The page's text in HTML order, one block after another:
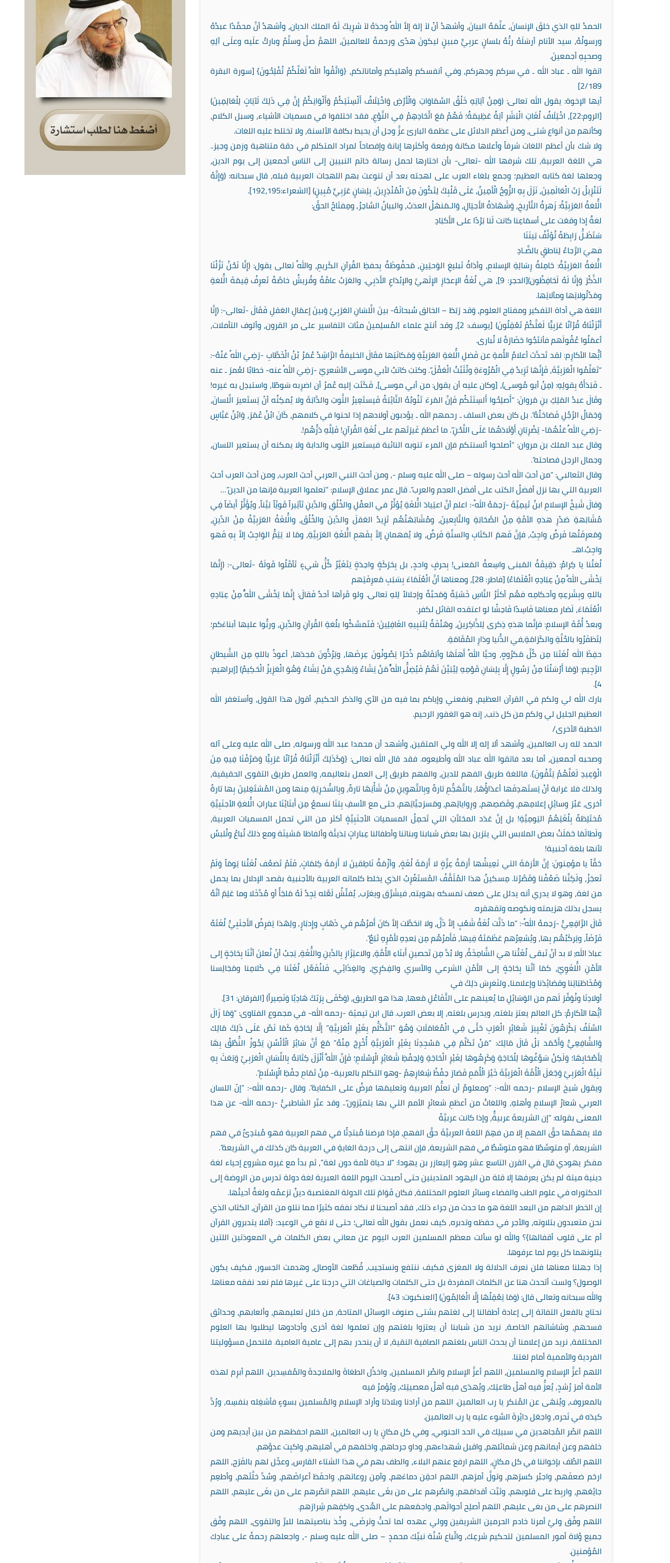
الحمدُ للهِ الذي خلقَ الإنسانَ, علَّمَهُ البيانَ، وأشهدُ أنْ لاَ إلهَ إلاَّ اللهُ وحدَهُ لاَ شرِيكَ لَهُ الملك الديان، وأشهدُ أنَّ محمَّدًا عبدُهُ
ورسولُهُ، سيد الأنام أرسَلَهُ ربُّهُ بلسانٍ عربِيٍّ مبينٍ ليكونَ هدًى ورحمةً للعالمينَ، اللهمَّ صلِّ وسلِّمْ وباركْ علَيه وعلَى آلِهِ
وصحبِهِ أجمعينَ.
اتقوا الله ـ عباد الله ـ في سركم وجهركم، وفي أنفسكم وأهليكم وأماناتكم، {وَاتَّقُواْ اللَّهَ لَعَلَّكُمْ تُفْلِحُونَ} [سورة البقرة
2/189]
أيها الإخوة: يقول الله تعالى: (وَمِنْ آيَاتِهِ خَلْقُ السَّمَاوَاتِ وَالْأَرْضِ وَاخْتِلَافُ أَلْسِنَتِكُمْ وَأَلْوَانِكُمْ إِنَّ فِي ذَلِكَ لَآيَاتٍ لِلْعَالِمِينَ)
[الروم:22]، اخْتِلَافُ لُغَاتِ الْبَشَرِ آيَةٌ عَظِيمَةٌ؛ فَهُمْ مَعَ اتِّحَادِهِمْ فِي النَّوْعِ، فقد اختلفوا في مسميات الأشياء، وسبل الكلام،
وكأنهم من أنواع شتى، ومن أعظم الدلائل على عظمة البارئ عزَّ وجل أن يحيط بكافة الألسنة، ولا تختلط عليه اللغات.
ولا شك بأن أعظم اللغات شرفاً وأعلاها مكانة ورفعة وأكثرها إبانة وإفصاحاً لمراد المتكلم في دقة متناهية وزمن وجيز..
هي اللغة العربية، تلك شرفها الله -تعالى- بأن اختارها لحمل رسالة خاتم النبيين إلى الناس أجمعين إلى يوم الدين،
وجعلها لغة كتابه العظيم؛ وجمع بلغاء العرب على لهجته بعد أن تنوعت بهم اللهجات العربية قبله، قال سبحانه: (وَإِنَّهُ
لَتَنْزِيلُ رَبِّ الْعَالَمِينَ، نَزَلَ بِهِ الرُّوحُ الْأَمِينُ، عَلَى قَلْبِكَ لِتَكُونَ مِنَ الْمُنْذِرِينَ، بِلِسَانٍ عَرَبِيٍّ مُبِينٍ) [الشعراء:192،195].
الُّلغةُ العَرَبِيَّةُ: زَهرةُ التَّأريخِ، وَشَهَادَةُ الأَجيَالِ، وَالـمَنهَلُ العذبُ، والبيانُ السَّاحِرُ, ومِفتَاحُ الحقِّ:
لغةٌ إذا وقعَت على أسمَاعِنا كانت لَنا بَرْدًا على الأَكبَادِ
سَتَظَـلُّ رَابِطَةً تُؤلِّفُ بَينَنَا
فهيَ الرَّجاءُ لِناطقٍ بالضَّـادِ
الُّلغةُ العَرَبِيَّةُ: حَامِلةُ رِسَالِةِ الإسلامِ، وأدَاةُ تَبليغِ الوَحيَينِ, مَحفُوظَةٌ بِحفظِ القُرآنِ الكَريمِ، واللهُ تعالى يقول: (إِنَّا نَحْنُ نَزَّلْنَا
الذِّكْرَ وَإِنَّا لَهُ لَحَافِظُون)[الحجر: 9]، هي لُغَةُ الإعجَازِ الإِلَهيِّ والإبْدَاعِ الأَدَبِي. والعَرَبُ عامَّةً وقُريشٌ خاصَّةً تَعرِفُ قِيمَةَ الُّلغةِ
ومَدْلُولاتِها ومآلاتِها.
اللغة هي أداة التفكير ومفتاح العلوم، وَقد رَبَطَ – الخالق سُبحانَهُ- بينَ الِّلسَانِ العَرَبِيِّ وَبينَ إعمَالِ العَقلِ فَقَالَ -تَعالى-: (إِنَّا
أَنْزَلْنَاهُ قُرْآنًا عَرَبِيًّا لَعَلَّكُمْ تَعْقِلُونَ) [يوسف: 2]، وقد أنتج علماء المُسلِمينَ مئات التفاسير على مر القرون، وألوف التأملات،
أعمَلُوا عُقُولَهم فأنتَجُوا حَضَارَةً لا تُبارى.
أيُّها الأكارِم: لقد تَحدَّث أعلامُ الأُمةِ عن فَضلِ الُّلغةِ العَرَبِيَّةِ وَمَكانَتِها فقَالَ الخليفةُ الرَّاشِدُ عُمَرُ بْنُ الْخَطَّابِ -رَضِيَ اللهُ عَنْهُ-:
“تَعَلَّمُوا الْعَرَبِيَّةَ، فَإِنَّهَا تَزِيدُ فِي الْمُرُوءَةِ وتُثَبِّتُ الْعَقْلَ”. وكتبَ كاتبٌ لأبي موسى الأشعريِّ -رَضِيَ اللهُ عنه- خطابًا لعُمرَ ـ عنه
ـ فَبَدَأَهُ بِقولِهِ: (مِنْ أبو مُوسى)، [وكان عليه أن يقول: من أبي موسى]، فَكَتَبَ إليه عُمرُ أن اضرِبه سَوطًا، واستبدِل به غيره!
وقَالَ عبدُ المَلِكِ بنِ مَروانَ: “أَصلِحُوا أَلسِنَتَكُم فَإنَّ المَرءَ تَنُوبُهُ النَّائِبَةُ فَيستَعِيرُ الثَّوبَ والدَّابَةَ ولا يُمكِنُه أنْ يَستَعيرَ الِّلسانَ،
وَجَمَالُ الرَّجُلِ فَصَاحَتُهُ”. بل كان بعض السلف ـ رحمهم الله ـ يؤدبون أولادهم إذا لحنوا في كلامهم، كَانَ ابْنُ عُمَرَ، وَابْنُ عَبَّاسٍ
-رَضِيَ اللهُ عَنْهُمَا- يَضْرِبَانِ أَوْلَادَهُمَا عَلَى اللَّحْنِ”. ما أعظمَ غَيرَتَهم على لُغَةِ القُرآنِ! فَلِلَّهِ دَرُّهُم!.
وقال عبد الملك بن مروان: “أصلحوا ألسنتكم فإن المرء تنوبه النائبة فيستعير الثوب والدابة ولا يمكنه أن يستعير اللسان،
وجمال الرجل فصاحته”.
وقال الثعالبي: “من أحبّ الله أحبّ رسوله – صلى الله عليه وسلم -، ومن أحبّ النبي العربي أحبّ العرب، ومن أحبّ العرب أحبّ
العربية التي بها نزل أفضلُ الكتب على أفضل العجم والعرب”. قال عمر عملاق الإسلام: “تعلموا العربية فإنها من الدين”…
وَقالَ شَيخُ الإسلامِ ابنُ تَيمِيَّةَ -رَحِمَهُ اللهُ-: اعلم أنَّ اعتِيادَ الُّلغَةِ يُؤثِّرُ في العقْلِ والخُلُقِ والدِّينِ تَأثِيراً قَويِّاً بَيِّناً، ويُؤَثِّرُ أَيضَاً فِي
مُشَابَهةِ صَدْرِ هذهِ الأمَّةِ مِنْ الصَّحَابَةِ والتَّابِعينَ، ومُشَابَهَتُهُم تَزِيدُ العَقلَ والدَّينَ والخُلُقَ، والُّلغَةُ العَرَبِيَّةُ مِنْ الدِّينِ،
وَمَعرِفَتُها فَرضٌ واجِبٌ، فإنَّ فَهمَ الكتَابِ والسنَّةِ فَرضٌ، ولا يُفهمانِ إلاَّ بِفَهمِ الُّلغَةِ العَرَبِيَّةِ، ومَا لا يَتِمُّ الوَاجِبُ إلاَّ بِهِ فَهو
واجِبٌ.اهـ.
لُغتُنا يا كِرامُ: دَقِيقَةُ المَبنى واسِعةُ المَعنى! بِحرفٍ واحدٍ, بل بِحَرَكَةٍ واحِدَةٍ يَتَغَيَّرُ كُلُّ شيءٍ تَأمَّلُوا قَولَهُ -تَعالى-: (إِنَّمَا
يَخْشَى اللَّهَ مِنْ عِبَادِهِ الْعُلَمَاءُ) [فاطر: 28]، ومعناها أنَّ الْعُلَمَاءَ بِسَبَبِ مَعرِفَتِهم
باللهِ وبِشَرعِهِ وأحكامِه فهُم أكثَرُ النَّاسِ خَشيَةً وَمَحبَّةً وإجلالاً لِلهِ تعالى. ولو قَرأها أحدٌ فَقالَ: إِنَّمَا يَخْشَى اللَّهُ مِنْ عِبَادِهِ
الْعُلَمَاءَ، لَصَار معناها فَاسِدًا فَاحِشًا لو اعتقده القائل لكفر.
وبعدُ أُمَّةَ الإسلامِ: فإنَّما هذهِ ذِكرى لِلذَّاكِرينَ، وهَتْفَةٌ لِتَنبِيهِ الغَافِلِينَ؛ فَتَمسَّكُوا بلُغةِ القُرآنِ والدِّينِ، وربُّوا عليها أبناءَكم؛
لِتَظفَرُوا بالحُلَّةِ والكَرَامَةِ,في الدُّنيا ودَارِ المُقَامَةِ.
حفِظَ الله لُغَتَنا مِن كُلِّ مَكرُوهٍ، وحيَّا اللهُ أَهلَهَا وأبَقَاهُم ذُخرًا يَصُونُونَ عِرضَها، ويَرُدُّونَ مَجدَها، أعوذُ باللهِ مِن الشَّيطانِ
الرَّجِيم: (وَمَا أَرْسَلْنَا مِنْ رَسُولٍ إِلَّا بِلِسَانِ قَوْمِهِ لِيُبَيِّنَ لَهُمْ فَيُضِلُّ اللَّهُ مَنْ يَشَاءُ وَيَهْدِي مَنْ يَشَاءُ وَهُوَ الْعَزِيزُ الْحَكِيمُ) [إبراهيم:
4].
بارك الله لي ولكم في القرآن العظيم، ونفعني وإياكم بما فيه من الآي والذكر الحكيم، أقول هذا القول، وأستغفر الله
العظيم الجليل لي ولكم من كل ذنب، إنه هو الغفور الرحيم.
الخطبة الأخرى/
الحمد لله رب العالمين، وأشهد ألا إله إلا الله ولي المتقين، وأشهد أن محمدا عبد الله ورسوله، صلى الله عليه وعلى آله
وصحبه أجمعين، أما بعد فاتقوا الله عباد الله وأطيعوه. فقد قال الله تعالى: {وَكَذَلِكَ أَنْزَلْنَاهُ قُرْآنًا عَرَبِيًّا وَصَرَّفْنَا فِيهِ مِنَ
الْوَعِيدِ لَعَلَّهُمْ يَتَّقُونَ}. فاللغة طريق الفهم للدين، والفهم طريق إلى العمل بتعاليمه، والعمل طريق التقوى الحقيقية،
ولذلك فلا غرابة أنْ يَستَهدِفَها أعدَاؤُهَا، بالتَّهَجُّمِ تارةً وبِالتَّهوِينِ مِنْ شَأْنِهَا تارةً، وبِالسُّخرِيَةِ مِنها ومن المُشتَغِلينَ بِها تارةً
أخرى، عَبْرَ وسائِلِ إعلامِهم، وقَصَصِهم، ورِواياتِهم، ومَسرَحِيَّاتِهم، حتى مع الأسفِ بِتنَا نسمعُ مِن أَبنَائِنَا عباراتِ الُّلغةِ الأجنَبِيَّةِ
مُختَلِطَةً بِلُغَتِهُمُ اليَومِيَّةِ! بل إنَّ عَدَد المحَلاَّتِ التي تَحمِلُ المسميات الأجنَبِيَّةٍ أكثر من التي تحمل المسميات العربية،
ولَطالَمَا حَمَلَتْ بعض الملابس التي يتزين بها بعض شبابنا وبناتنا وأطفالنا عِباراتٍ بَذيئَة وألفاظا مَشينَة ومع ذلكَ تُباعُ وتُلبسُ
لأنها بلغة أجنبية!
حَقَّاً يا مؤمِنونَ: إنَّ الأَزمَةَ التي نَعِيشُها أَزمَةُ عِزَّةٍ لا أَزمَةَ لُغَةٍ، وأزْمَةُ نَاطِقينَ لا أَزمَةَ كِلمَاتٍ، فَلَمْ تَضعُف لُغَتُنا يَومَاً وَلَمْ
تَعجَزْ، ولَكِنَّنا ضَعُفْنا وَقَصَّرْنا. مِسكينٌ هذا المُثَقَّفُ المُستَغْرِبُ الذي يخلط كلماته العربية بالأجنبية بقصد الإدلال بما يحمل
من لغة، وهو لا يدري أنه يدلل على ضعف تمسكه بهويته، فيشَرَّق ويغرّب، يُفتِّشُ لَعَّله يَجِدُ لَهُ مَلجَأً أو مُدَّخَلا وما عَلِمَ أنَّهُ
يسجل بذلك هزيمته ونكوصه وتقهقره.
قَالَ الرَّافِعِيُّ -رَحِمهُ اللهُ-: “ما ذَلَّت لُغَةُ شَعْبٍ إلاَّ ذَلَّ، ولا انحَطَّت إلاَّ كانَ أَمرُهُم في ذَهَابٍ وإِدبَارٍ, ولِهَذا يَفرِضُ الأَجنَبِيُّ لُغَتَهُ
فَرْضَاً، ويَركَبُهُم بِها، ويُشعِرُهم عَظَمَتَهُ فِيها، فَأَمرُهُم مِن بَعدِهِ لأَمْرِهِ تَبَعٌ”.
عبادَ اللهِ: لا بد أنْ تَبقى لُغَتُنا هيَ الشَّامِخَةُ، ولا بُدَّ مِن تَحصينِ أَبنَاءِ الأُمَّةِ، والاعتِزَازِ بِالدِّينِ واللُّغَةِ، يَجبُ أنْ نُعلنَ أنَّنَا بِحَاجَةٍ إلى
الأَمْنِ الُّلغَوِيِّ، كمَا أنَّنا بِحَاجَةٍ إلى الأَمْنِ الشرعي والأسري والفِكرِيِّ، والغِذَائِي، فَلنُفَعِّل لُغَتَنا فِي كَلامِنا ومَجَالِسنا
وَمُخَاطَبَاتِنا وقصَائِدَنا وإعلامنا, ولنَغرِسَ ذلِكَ في
أولادِنَا ونُوَفِّرَ لَهم من الوَسَائِلِ ما يُعينهم على التَّفَاعُلِ مَعها، هذا هو الطريق، (وَكَفَى بِرَبّكَ هَادِيًا وَنَصِيراً) [الفرقان: 31].
أيُّها الأكارمُ: كل العالم يعتز بلغته، ويدرس بلغته، إلا بعض العرب. قال ابن تيميّة -رحمه الله- في مجموع الفتاوى: “وَمَا زَالَ
السَّلَفُ يَكْرَهُونَ تَغْيِيرَ شَعَائِرِ الْعَرَبِ حَتَّى فِي الْمُعَامَلَاتِ وَهُوَ “التَّكَلُّم بِغَيْرِ الْعَرَبِيَّةِ” إلَّا لِحَاجَةِ كَمَا نَصَّ عَلَى ذَلِكَ مَالِك
وَالشَّافِعِيُّ وَأَحْمَد بَلْ قَالَ مَالِك: “مَنْ تَكَلَّمَ فِي مَسْجِدِنَا بِغَيْرِ الْعَرَبِيَّةِ أُخْرِجَ مِنْهُ” مَعَ أَنَّ سَائِرَ الْأَلْسُنِ يَجُوزُ النُّطْقُ بِهَا
لِأَصْحَابِهَا؛ وَلَكِنْ سَوَّغُوهَا لِلْحَاجَةِ وَكَرِهُوهَا لِغَيْرِ الْحَاجَةِ وَلِحِفْظِ شَعَائِرِ الْإِسْلَامِ؛ فَإِنَّ اللَّهَ أَنْزَلَ كِتَابَهُ بِاللِّسَانِ الْعَرَبِيِّ وَبَعَثَ بِهِ
نَبِيَّهُ الْعَرَبِيَّ وَجَعَلَ الْأُمَّةَ الْعَرَبِيَّةَ خَيْرَ الْأُمَمِ فَصَارَ حِفْظُ شِعَارِهِمْ -وهو التكلم بالعربية- مِنْ تَمَامِ حِفْظِ الْإِسْلَامِ”.
ويقول شيخ الإسلام -رحمه الله-: “ومعلومٌ أن تعلُّمَ العربية وتعليمَها فرضٌ على الكفاية”. وقال -رحمه الله-: “إنّ اللسان
العربي شعارُ الإسلامِ وأهلهِ، واللغاتُ من أعظمِ شعائرِ الأمم التي بها يتميّزون”.. وقد عبَّر الشاطبيُّ -رحمه الله- عن هذا
المعنى بقوله: “إن الشريعةَ عربيةٌّ، وإذا كانت عربيَّةً
فلا يفهمُها حقَّ الفهمِ إلا من فهِمَ اللغةَ العربيَّةَ حقَّ الفهمِ، فإذا فرضنا مُبتدِئًا في فهم العربية فهو مُبتدِئٌ في فهم
الشريعة، أو متوسِّطًا فهو متوسِّطٌ في فهم الشريعة، فإن انتهى إلى درجة الغايةِ في العربية كان كذلك في الشريعة”.
مفكر يهودي قال في القرن التاسع عشر وهو إليعازر بن يهودا: “لا حياة لأمة دون لغة”، ثم بدأ مع غيره مشروع إحياء لغة
دينية ميتة لم يكن يعرفها إلا قلة من اليهود المتدينين حتى أصبحت اليوم اللغة العبرية لغة دولة تدرس من الروضة إلى
الدكتوراه في علوم الطب والفضاء وسائر العلوم المختلفة، فكان قَوَامَ تلك الدولة المغتصبة دينٌ تزعمُه ولغةٌ أحيتْها.
إن الخطر الداهم من البعد اللغة هو ما حدث من جراء ذلك، فقد أصبحنا لا نكاد نفقه كثيرًا مما نتلو من القرآن، الكتاب الذي
نحن متعبدون بتلاوته، والأجر في حفظه وتدبره، كيف نعمل بقول الله تعالى؛ حتى لا نقع في الوعيد: {أفلا يتدبرون القرآن
أم على قلوب أقفالها}؟ والله لو سألت معظم المسلمين العرب اليوم عن معاني بعض الكلمات في المعوذتين اللتين
يتلونهما كل يوم لما عرفوها.
إذا جهلنا معناها فلن نعرف الدلالة ولا المغزى فكيف ننتفع ونستجيب، قُطّعت الأوصال، وهدمت الجسور، فكيف يكون
الوصول؟ ولست أتحدث هنا عن الكلمات المفردة بل حتى الكلمات والصياغات التي درجنا على غيرها فلم نعد نفقه معناها.
والله سبحانه وتعالى قال: (وَمَا يَعْقِلُهَا إِلَّا الْعَالِمُونَ) [العنكبوت: 43].
نحتاج بالفعل التفاتة إلى إعادة أطفالنا إلى لغتهم بشتى صنوف الوسائل المتاحة، من خلال تعليمهم، وألعابهم، وحدائق
فسحهم، وشاشاتهم الخاصة، نريد من شبابنا أن يعتزوا بلغتهم وإن تعلموا لغة أخرى وأجادوها ليطلبوا بها العلوم
المختلفة، نريد من إعلامنا أن يحدث الناس بلغتهم الصافية النقية، لا أن ينحدر بهم إلى عامية العامية. فلنحمل مسؤوليتنا
الفردية والأممية أمام لغتنا.
اللهم أعزَّ الإسلام والمسلمين، اللهم أعزَّ الإسلام وانصُر المسلمين، واخذُل الطغاةَ والملاحِدةَ والمُفسِدين. اللهم أبرِم لهذه
الأمة أمرَ رُشدٍ، يُعزُّ فيه أهلُ طاعتِك، ويُهدَى فيه أهلُ معصيتِك، ويُؤمرُ فيه
بالمعروف، ويُنهَى عن المُنكر يا رب العالمين. اللهم من أرادنا وبلادَنا وأراد الإسلام والمُسلمين بسوءٍ فأشغِله بنفسِه، ورُدَّ
كيدَه في نَحره، واجعَل دائِرةَ السَّوء عليه يا رب العالمين.
اللهم انصُر المُجاهدين في سبيلِك في الحد الجنوبي، وفي كل مكانٍ يا رب العالمين، اللهم احفظهم من بين أيديهم ومن
خلفهم وعن أيمانهم وعن شمائلهم، واقبل شهداءهم، وداو جرحاهم، واخلفهم في أهليهم، واكبِت عدوَّهم.
اللهم الطُف بإخواننا في كل مكانٍ، اللهم ارفع عنهم البلاء، والطف بهم في هذا الشتاء القارس، وعجِّل لهم بالفَرَج، اللهم
ارحَم ضعفَهم، واجبُر كسرَهم، وتولَّ أمرَهم، اللهم احقِن دماءَهم، وآمِن روعاتهم، واحفَظ أعراضَهم، وسُدَّ خلَّتَهم، وأطعِم
جائِعَهم، واربِط على قلوبهم، وثبِّت أقدامَهم، وانصُرهم على من بغَى عليهم، اللهم انصُرهم على من بغَى عليهم، اللهم
النصرهم على من بغى عليهم، اللهم أصلِح أحوالَهم، واجمَعهم على الهُدى، واكفِهم شِرارَهم.
اللهم وفِّق وليَّ أمرنا خادم الحرمين الشريفين وولي عهده لما تحبُّ وترضَى، وخُذ بناصيتهما للبرِّ والتقوى، اللهم وفِّق
جميع وُلاة أمور المسلمين لتحكيم شرعِك، واتِّباع سُنَّة نبيِّك محمدٍ – صلى الله عليه وسلم -، واجعلهم رحمةً على عبادِك
المُؤمنين.